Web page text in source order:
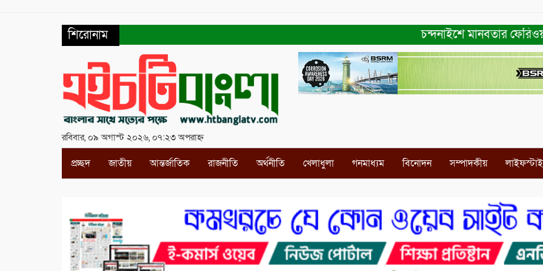
শিরোনাম চন্দনাইশে মানবতার ফেরিওয়ালা
রবিবার, ০৯ অগাস্ট ২০২৬, ০৭:২৩ অপরাহ্ন
প্রচ্ছদ জাতীয় আন্তর্জাতিক রাজনীতি অর্থনীতি খেলাধুলা গনমাধ্যম বিনোদন সম্পাদকীয়